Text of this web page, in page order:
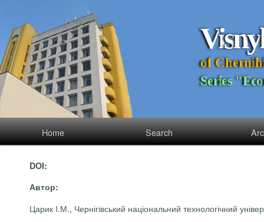
Visny
of Chernih
Series "Eco
Home Search
DOI:
Автор:
Царик І.М., Чернігівський національний технологічний